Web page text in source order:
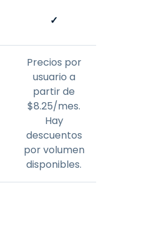
✓
Precios por
usuario a
partir de
$8.25/mes.
Hay
descuentos
por volumen
disponibles.